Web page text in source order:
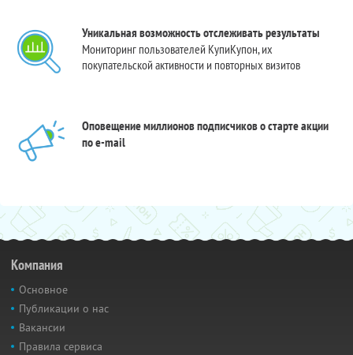
Уникальная возможность отслеживать результаты
Мониторинг пользователей КупиКупон, их
покупательской активности и повторных визитов
Оповещение миллионов подписчиков о старте акции
по e-mail
Компания
Основное
Публикации о нас
Вакансии
Правила сервиса